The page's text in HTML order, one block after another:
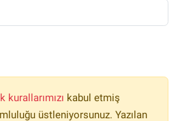
kurallarımızı kabul etmiş
üstleniyorsunuz. Yazılan